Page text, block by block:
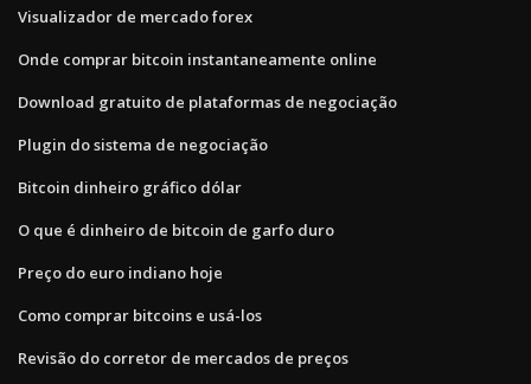
Visualizador de mercado forex
Onde comprar bitcoin instantaneamente online
Download gratuito de plataformas de negociação
Plugin do sistema de negociação
Bitcoin dinheiro gráfico dólar
O que é dinheiro de bitcoin de garfo duro
Preço do euro indiano hoje
Como comprar bitcoins e usá-los
Revisão do corretor de mercados de preços